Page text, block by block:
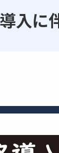
入に